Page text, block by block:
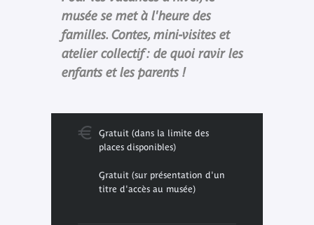
musée se met à l'heure des
familles. Contes, mini-visites et
atelier collectif : de quoi ravir les
enfants et les parents !
Gratuit (dans la limite des
places disponibles)
Gratuit (sur présentation d'un
titre d'accès au musée)